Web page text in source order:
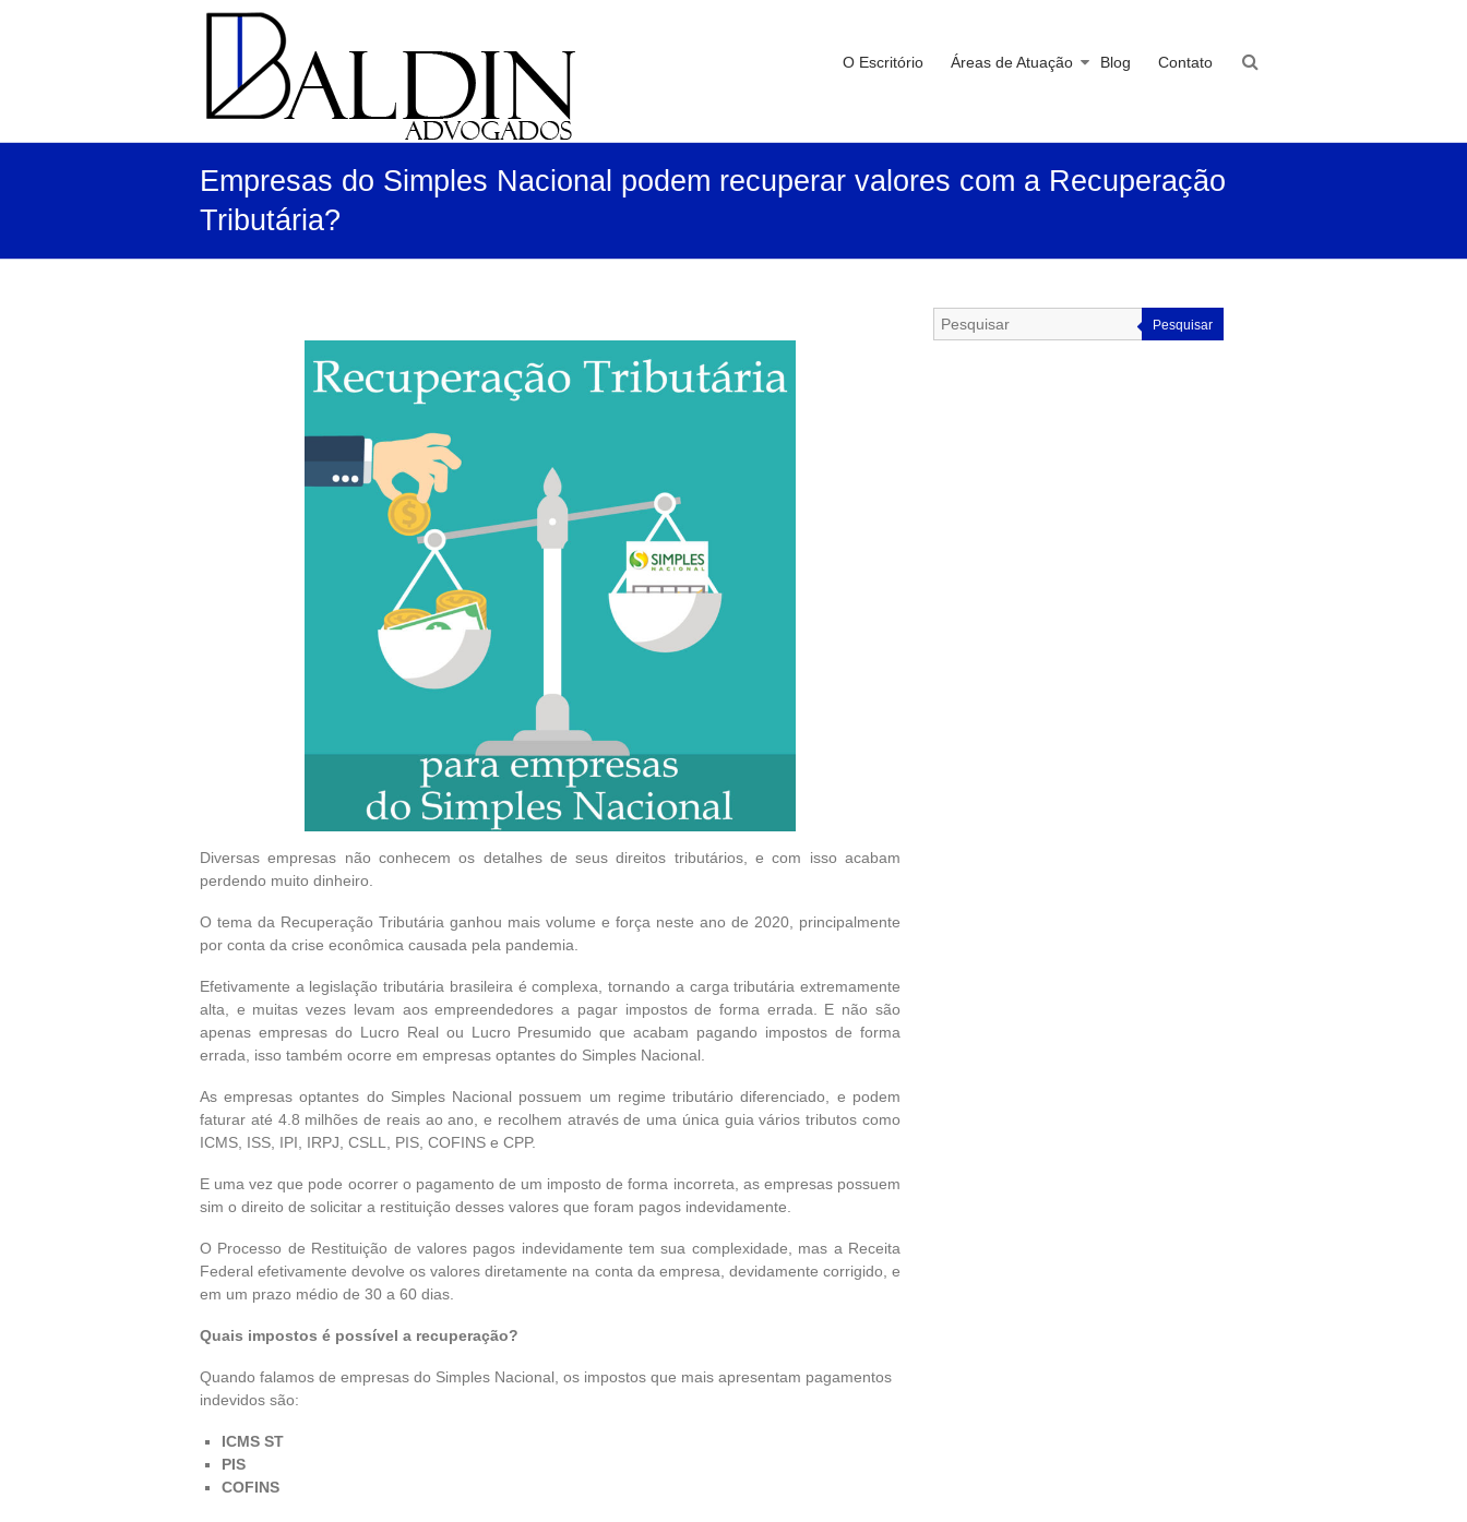
Baldin
Advogados
O Escritório Áreas de Atuação Blog Contato
Empresas do Simples Nacional podem recuperar valores com a Recuperação
Tributária?
Diversas empresas não conhecem os detalhes de seus direitos tributários, e com isso acabam
perdendo muito dinheiro.
O tema da Recuperação Tributária ganhou mais volume e força neste ano de 2020, principalmente
por conta da crise econômica causada pela pandemia.
Efetivamente a legislação tributária brasileira é complexa, tornando a carga tributária extremamente
alta, e muitas vezes levam aos empreendedores a pagar impostos de forma errada. E não são
apenas empresas do Lucro Real ou Lucro Presumido que acabam pagando impostos de forma
errada, isso também ocorre em empresas optantes do Simples Nacional.
As empresas optantes do Simples Nacional possuem um regime tributário diferenciado, e podem
faturar até 4.8 milhões de reais ao ano, e recolhem através de uma única guia vários tributos como
ICMS, ISS, IPI, IRPJ, CSLL, PIS, COFINS e CPP.
E uma vez que pode ocorrer o pagamento de um imposto de forma incorreta, as empresas possuem
sim o direito de solicitar a restituição desses valores que foram pagos indevidamente.
O Processo de Restituição de valores pagos indevidamente tem sua complexidade, mas a Receita
Federal efetivamente devolve os valores diretamente na conta da empresa, devidamente corrigido, e
em um prazo médio de 30 a 60 dias.
Quais impostos é possível a recuperação?
Quando falamos de empresas do Simples Nacional, os impostos que mais apresentam pagamentos
indevidos são:
ICMS ST
PIS
COFINS
Pesquisar